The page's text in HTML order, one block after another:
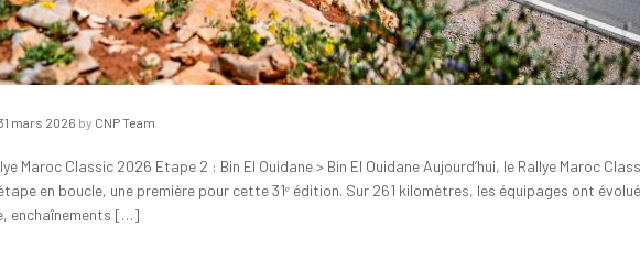
mars 2026 by CNP Team
Maroc Classic 2026 Etape 2 : Bin El Ouidane > Bin El Ouidane Aujourd’hui, le Rallye Maroc
en boucle, une première pour cette 31ᵉ édition. Sur 261 kilomètres, les équipages ont
enchaînements […]